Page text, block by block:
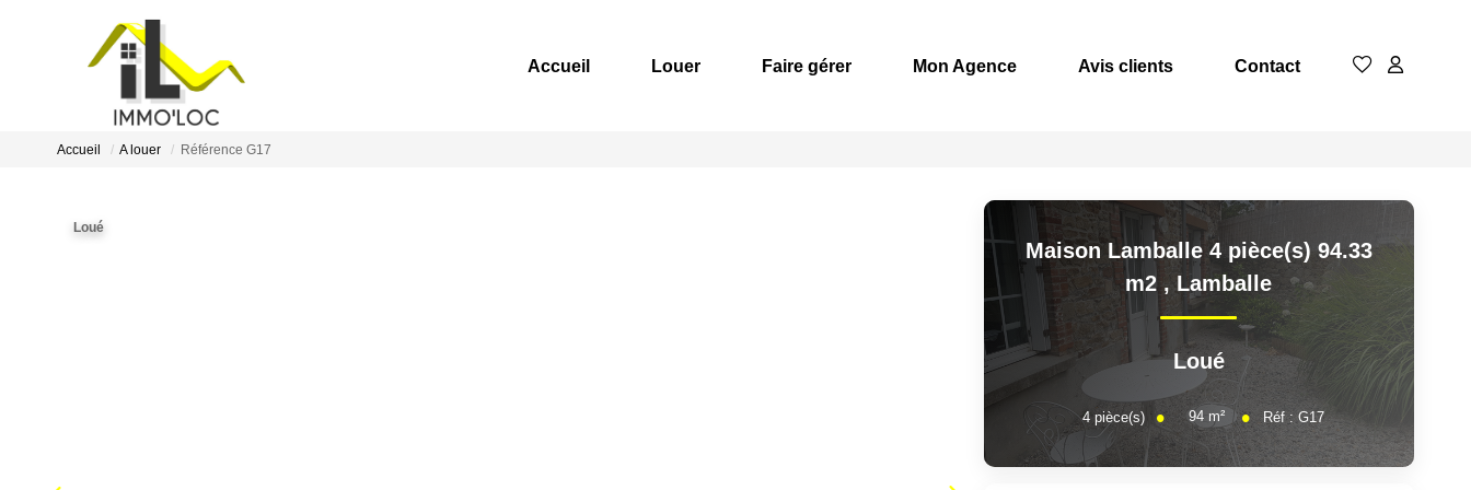
Accueil Louer Faire gérer Mon Agence Avis clients Contact
Accueil A louer Référence G17
Loué
Maison Lamballe 4 pièce(s) 94.33
m2 ,Lamballe
Loué
4 pièce(s) 94 m² Réf : G17